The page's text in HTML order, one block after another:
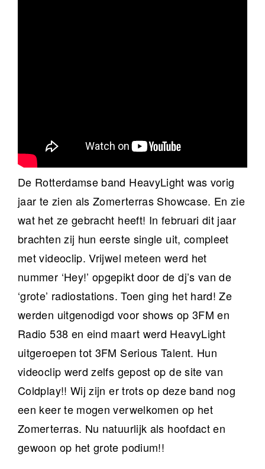
De Rotterdamse band HeavyLight was vorig
jaar te zien als Zomerterras Showcase. En zie
wat het ze gebracht heeft! In februari dit jaar
brachten zij hun eerste single uit, compleet
met videoclip. Vrijwel meteen werd het
nummer ‘Hey!’ opgepikt door de dj’s van de
‘grote’ radiostations. Toen ging het hard! Ze
werden uitgenodigd voor shows op 3FM en
Radio 538 en eind maart werd HeavyLight
uitgeroepen tot 3FM Serious Talent. Hun
videoclip werd zelfs gepost op de site van
Coldplay!! Wij zijn er trots op deze band nog
een keer te mogen verwelkomen op het
Zomerterras. Nu natuurlijk als hoofdact en
gewoon op het grote podium!!